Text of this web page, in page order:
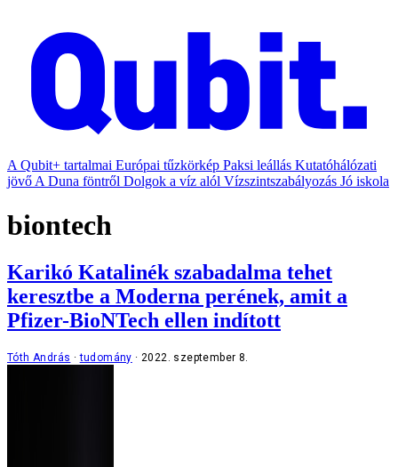
A Qubit+ tartalmai Európai tűzkörkép Paksi leállás Kutatóhálózati
jövő A Duna föntről Dolgok a víz alól Vízszintszabályozás Jó iskola
biontech
Karikó Katalinék szabadalma tehet
keresztbe a Moderna perének, amit a
Pfizer-BioNTech ellen indított
Tóth András tudomány 2022. szeptember 8.